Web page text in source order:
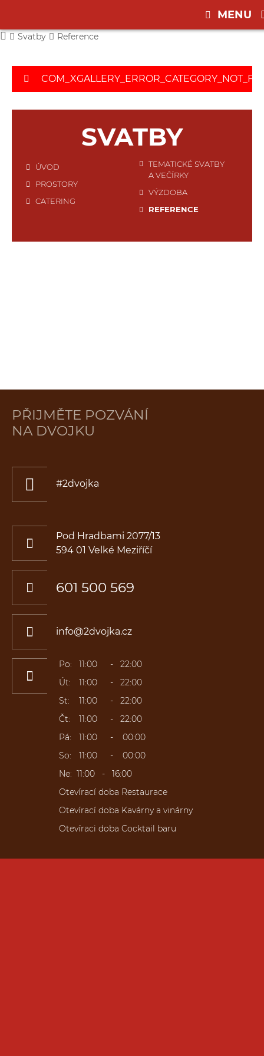
Svatby Reference
SVATBY
ÚVOD
PROSTORY
CATERING
TEMATICKÉ SVATBY
A VEČÍRKY
VÝZDOBA
REFERENCE
PŘIJMĚTE POZVÁNÍ
NA DVOJKU
#2dvojka
Pod Hradbami 2077/13
594 01 Velké Meziříčí
601 500 569
info@2dvojka.cz
Po: 11:00
22:00
Út:
11:00
22:00
St:
11:00
22:00
Čt:
11:00
22:00
Pá:
11:00 00:00
So:
11:00 00:00
Ne: 11:00
16:00
Otevírací doba Restaurace
Otevírací doba Kavárny a vinárny
Otevíraci doba Cocktail baru
MENU